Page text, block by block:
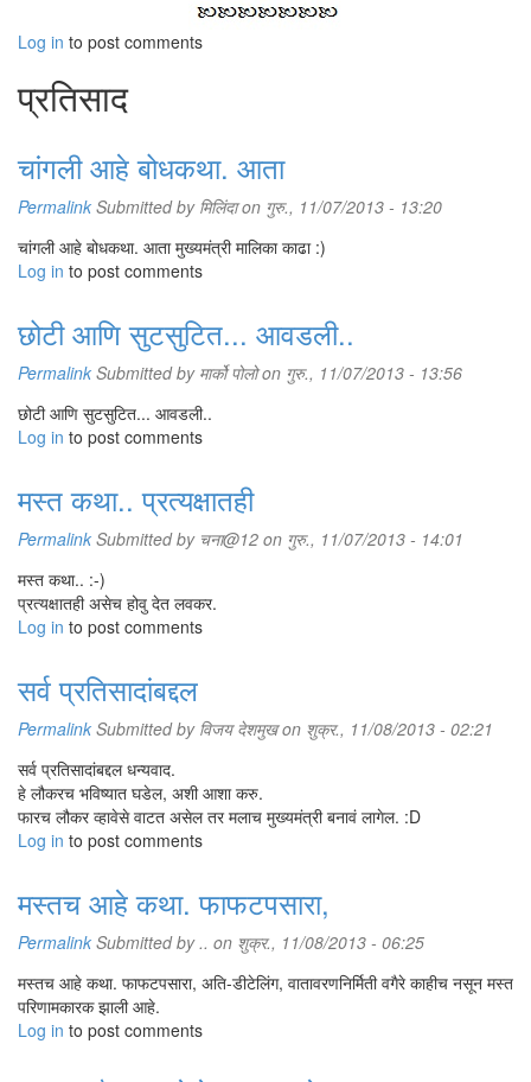
Log in to post comments
प्रतिसाद
चांगली आहे बोधकथा. आता
Permalink Submitted by मिलिंदाon गुरु., 11/07/2013 - 13:20
चांगली आहे बोधकथा. आता मुख्यमंत्री मालिका काढा :)
Log in to post comments
छोटी आणि सुटसुटित... आवडली..
Permalink Submitted by मार्को पोलोon गुरु., 11/07/2013 - 13:56
छोटी आणि सुटसुटित... आवडली..
Log in to post comments
मस्त कथा.. प्रत्यक्षातही
Permalink Submitted by चना@12 on गुरु., 11/07/2013 - 14:01
मस्त कथा.. :-)
प्रत्यक्षातही असेच होवु देत लवकर.
Log in to post comments
सर्व प्रतिसादांबद्दल
Permalink Submitted by विजय देशमुखon शुक्र., 11/08/2013 - 02:21
सर्व प्रतिसादांबद्दल धन्यवाद.
हे लौकरच भविष्यात घडेल, अशी आशा करु.
फारच लौकर व्हावेसे वाटत असेल तर मलाच मुख्यमंत्री बनावं लागेल. :D
Log in to post comments
मस्तच आहे कथा. फाफटपसारा,
Permalink Submitted by.. on शुक्र., 11/08/2013 - 06:25
मस्तच आहे कथा. फाफटपसारा, अति-डीटेलिंग, वातावरणनिर्मिती वगैरे काहीच नसून मस्त
परिणामकारक झाली आहे.
Log in to post comments